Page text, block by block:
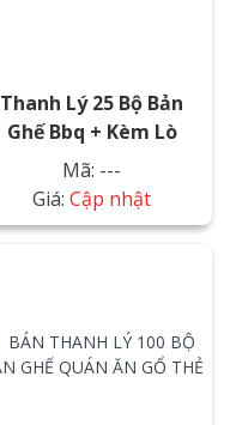
Thanh Lý 25 Bộ Bản
Ghế Bbq + Kèm Lò
Mã: ---
Giá: Cập nhật